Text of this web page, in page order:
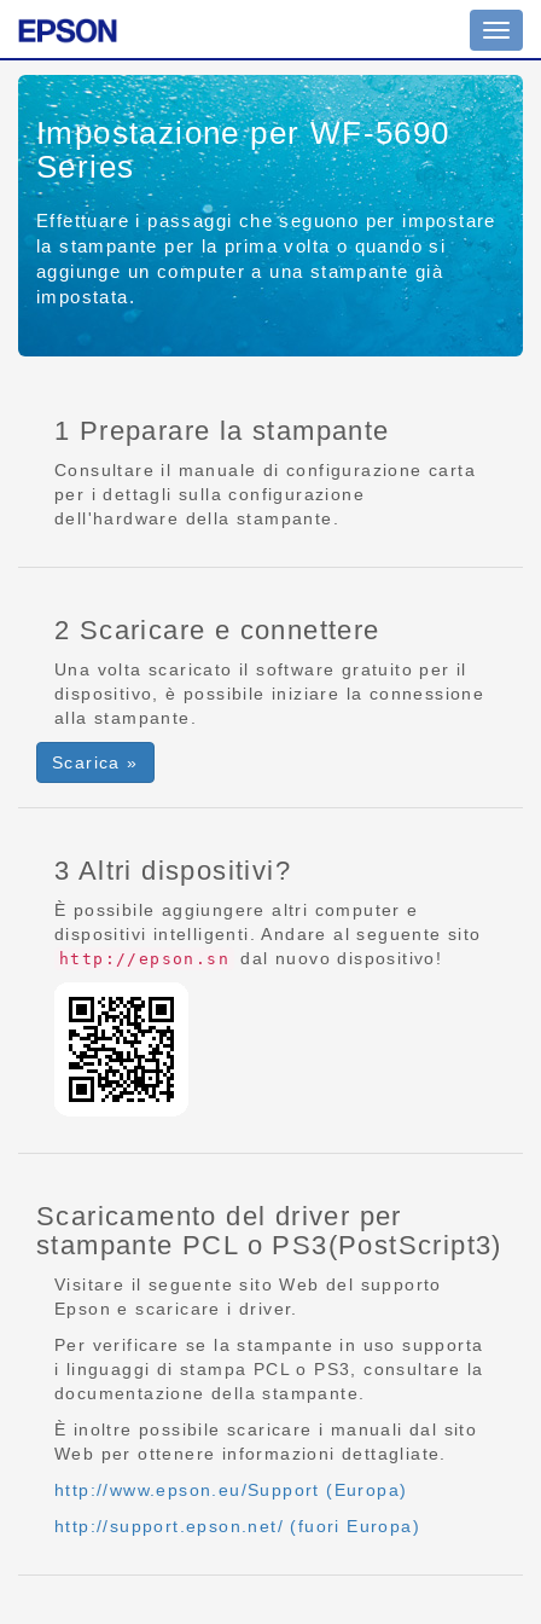
Impostazione per WF-5690
Series
Effettuare i passaggi che seguono per impostare
la stampante per la prima volta o quando si
aggiunge un computer a una stampante già
impostata.
1 Preparare la stampante
Consultare il manuale di configurazione carta
per i dettagli sulla configurazione
dell'hardware della stampante.
2 Scaricare e connettere
Una volta scaricato il software gratuito per il
dispositivo, è possibile iniziare la connessione
alla stampante.
Scarica »
3 Altri dispositivi?
È possibile aggiungere altri computer e
dispositivi intelligenti. Andare al seguente sito
http://epson.sn dal nuovo dispositivo!
Scaricamento del driver per
stampante PCL o PS3(PostScript3)
Visitare il seguente sito Web del supporto
Epson e scaricare i driver.
Per verificare se la stampante in uso supporta
i linguaggi di stampa PCL o PS3, consultare la
documentazione della stampante.
È inoltre possibile scaricare i manuali dal sito
Web per ottenere informazioni dettagliate.
http://www.epson.eu/Support (Europa)
http://support.epson.net/ (fuori Europa)